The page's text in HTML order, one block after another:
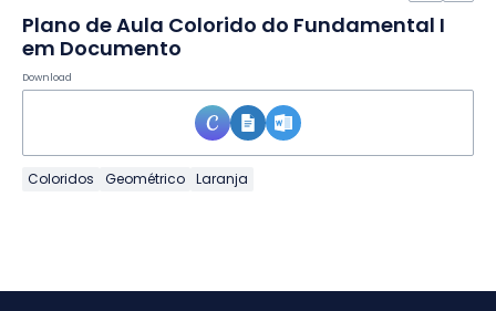
Plano de Aula Colorido do Fundamental I
em Documento
Download
Coloridos Geométrico Laranja